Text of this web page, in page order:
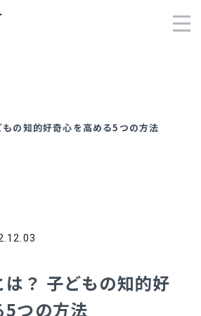
×
の知的好奇心を高める5つの方法
？ 子どもの知的好
5つの方法